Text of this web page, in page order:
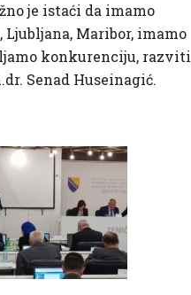
je istaći da imamo
Maribor, imamo
konkurenciju, razviti
Senad Huseinagić.